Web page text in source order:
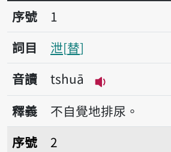
序號1泄
序號
1
詞目
泄 替
音讀
tshuā
播放音讀
釋義
不自覺地排尿。
序號2泄
序號
2